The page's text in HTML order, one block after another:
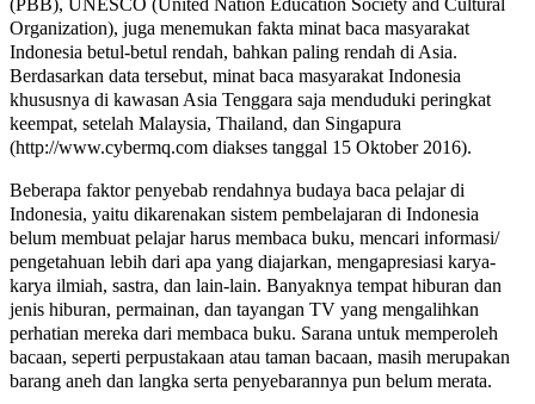
(PBB), UNESCO (United Nation Education Society and Cultural
Organization), juga menemukan fakta minat baca masyarakat
Indonesia betul-betul rendah, bahkan paling rendah di Asia.
Berdasarkan data tersebut, minat baca masyarakat Indonesia
khususnya di kawasan Asia Tenggara saja menduduki peringkat
keempat, setelah Malaysia, Thailand, dan Singapura
(http://www.cybermq.com diakses tanggal 15 Oktober 2016).
Beberapa faktor penyebab rendahnya budaya baca pelajar di
Indonesia, yaitu dikarenakan sistem pembelajaran di Indonesia
belum membuat pelajar harus membaca buku, mencari informasi/
pengetahuan lebih dari apa yang diajarkan, mengapresiasi karya-
karya ilmiah, sastra, dan lain-lain. Banyaknya tempat hiburan dan
jenis hiburan, permainan, dan tayangan TV yang mengalihkan
perhatian mereka dari membaca buku. Sarana untuk memperoleh
bacaan, seperti perpustakaan atau taman bacaan, masih merupakan
barang aneh dan langka serta penyebarannya pun belum merata.